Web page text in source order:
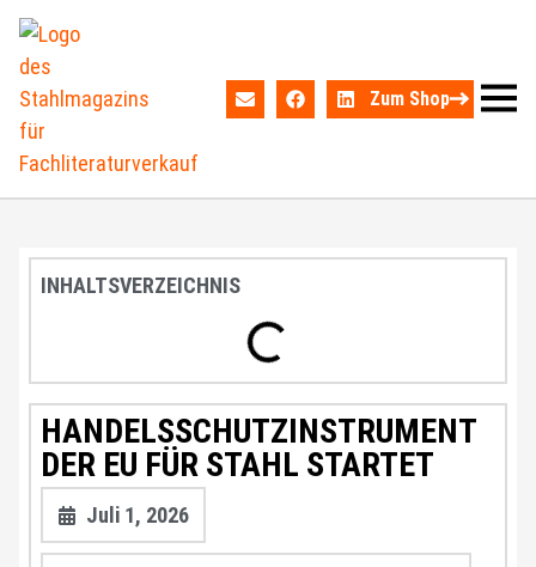
Zum Shop
HANDELSSCHUTZINSTRUMENT
DER EU FÜR STAHL STARTET
Juli 1, 2026
INHALTSVERZEICHNIS